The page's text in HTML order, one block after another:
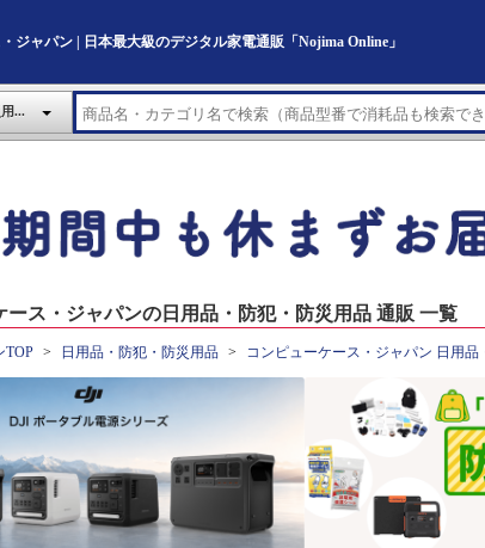
ジャパン | 日本最大級のデジタル家電通販「Nojima Online」
...
ース・ジャパンの日用品・防犯・防災用品 通販 一覧
TOP 日用品・防犯・防災用品 コンピューケース・ジャパン 日用品